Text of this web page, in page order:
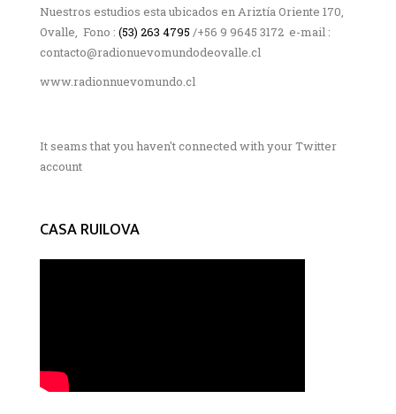
Nuestros estudios esta ubicados en Ariztía Oriente 170,
Ovalle, Fono : (53) 263 4795 /+56 9 9645 3172 e-mail :
contacto@radionuevomundodeovalle.cl
www.radionnuevomundo.cl
It seams that you haven't connected with your Twitter
account
CASA RUILOVA